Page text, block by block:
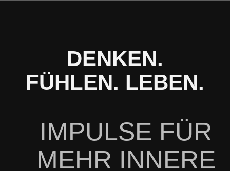
DENKEN.
FÜHLEN. LEBEN.
IMPULSE FÜR
MEHR INNERE